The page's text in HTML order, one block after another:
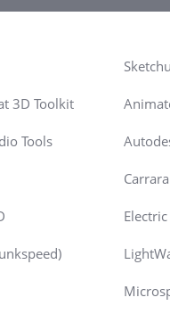
3D Toolkit
Tools